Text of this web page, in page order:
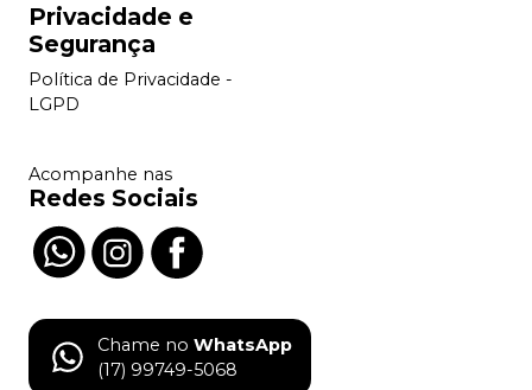
Privacidade e
Segurança
Política de Privacidade -
LGPD
Acompanhe nas
Redes Sociais
Chame no WhatsApp
(17) 99749-5068